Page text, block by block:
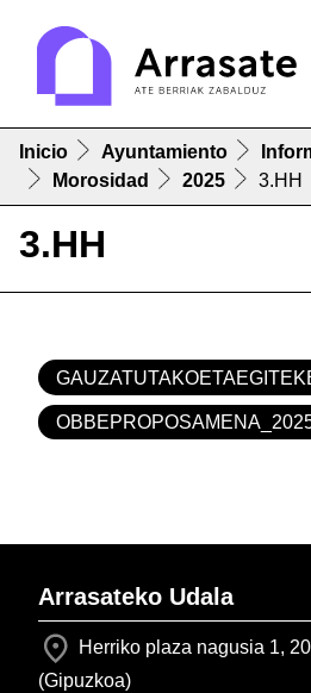
Inicio Ayuntamiento
Morosidad
2025 3.HH
3.HH
Arrasateko Udala
Herriko plaza nagusia 1,
(Gipuzkoa)